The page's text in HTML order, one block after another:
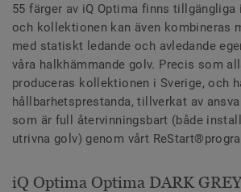
55 färger av iQ Optima finns
och kollektionen kan även kombineras
med statiskt ledande och avledande
våra halkhämmande golv. Precis som
produceras kollektionen i Sverige, och
hållbarhetsprestanda, tillverkat av
som är full återvinningsbart (både
utrivna golv) genom vårt
iQ Optima Optima DARK